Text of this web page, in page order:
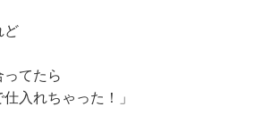
ど
ってたら
入れちゃった！」